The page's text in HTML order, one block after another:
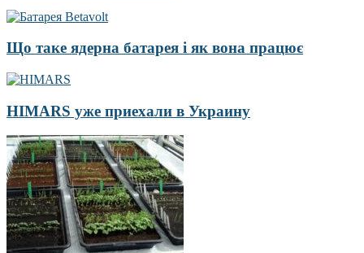
Що таке ядерна батарея і як вона працює
HIMARS уже приехали в Украину